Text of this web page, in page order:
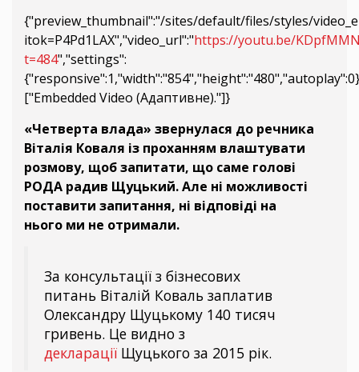
{"preview_thumbnail":"/sites/default/files/styles/
itok=P4Pd1LAX","video_url":"https://youtu.be/
t=484","settings":
["Embedded Video (Адаптивне)."]}
«Четверта влада» звернулася до речника
Віталія Коваля із проханням влаштувати
розмову, щоб запитати, що саме голові
РОДА радив Щуцький. Але ні можливості
поставити запитання, ні відповіді на
нього ми не отримали.
За консультації з бізнесових
питань Віталій Коваль заплатив
Олександру Щуцькому 140 тисяч
гривень. Це видно з
декларації Щуцького за 2015 рік.